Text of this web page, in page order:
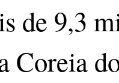
de 9,3
Coreia